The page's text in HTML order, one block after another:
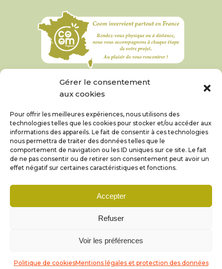
Gérer le consentement
aux cookies
Pour offrir les meilleures expériences, nous utilisons des
technologies telles que les cookies pour stocker et/ou accéder aux
informations des appareils. Le fait de consentir à ces technologies
nous permettra de traiter des données telles que le
comportement de navigation ou les ID uniques sur ce site. Le fait
de ne pas consentir ou de retirer son consentement peut avoir un
effet négatif sur certaines caractéristiques et fonctions.
Accepter
Refuser
Voir les préférences
Politique de cookiesMentions légales et protection des données
© Coom 2019 – 2026 |Mentions légales et
protection des données